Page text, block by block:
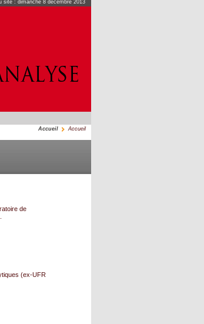
site : dimanche 8 décembre 2013
Accueil Accueil
de
(ex-UFR